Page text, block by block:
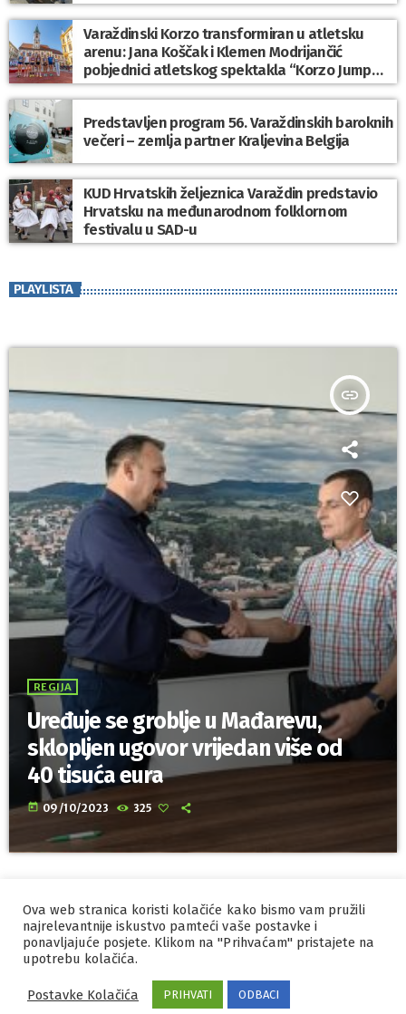
Varaždinski Korzo transformiran u atletsku
arenu: Jana Koščak i Klemen Modrijančić
pobjednici atletskog spektakla “Korzo Jump
2026”
Predstavljen program 56. Varaždinskih baroknih
večeri – zemlja partner Kraljevina Belgija
KUD Hrvatskih željeznica Varaždin predstavio
Hrvatsku na međunarodnom folklornom
festivalu u SAD-u
PLAYLISTA
insert_link
REGIJA
Uređuje se groblje u Mađarevu,
sklopljen ugovor vrijedan više od
40 tisuća eura
today 09/10/2023 325
IZRADA I HOSTINGORBIS
MARKETING
PRAVILA PRIVATNOSTI
Ova web stranica koristi kolačiće kako bismo vam pružili
najrelevantnije iskustvo pamteći vaše postavke i
ponavljajuće posjete. Klikom na "Prihvaćam" pristajete na
upotrebu kolačića.
Postavke Kolačića PRIHVATI ODBACI